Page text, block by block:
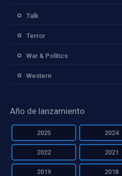
Talk
Terror
War & Politics
Western
Año de lanzamiento
2025 2024
2022 2021
2019 2018